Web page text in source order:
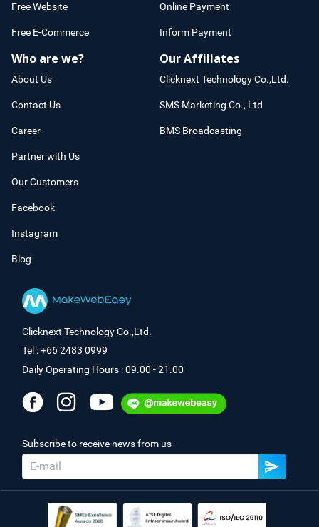
Free Website
Free E-Commerce
Online Payment
Inform Payment
Who are we?
About Us
Contact Us
Career
Partner with Us
Our Customers
Facebook
Instagram
Blog
Our Affiliates
Clicknext Technology Co.,Ltd.
SMS Marketing Co., Ltd
BMS Broadcasting
Clicknext Technology Co.,Ltd.
Tel : +66 2483 0999
Daily Operating Hours : 09.00 - 21.00
Subscribe to receive news from us